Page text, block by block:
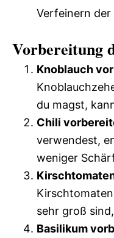
Verfeinern der
Vorbereitung
Knoblauch
du magst,
Chili
verwendest,
weniger
sehr groß
Basilikum